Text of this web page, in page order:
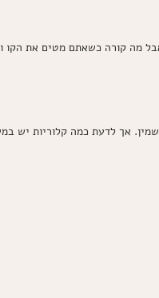
יהיה בסביבות 100-150 קלוריות. זה נשמע טוב, לא? אבל מה
אך לדעת כמה קלוריות יש